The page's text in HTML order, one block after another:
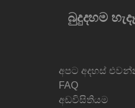
බුදුදහම
අපට අදහස්
FAQ
අඩවිසිතියම